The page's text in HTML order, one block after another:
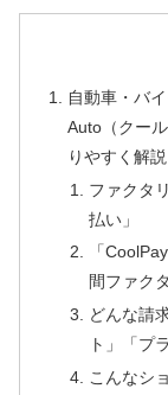
自動車・バ
Auto（クー
りやすく解説
ファクタ
払い」
「
間ファク
どんな請
ト」「プ
こんなシ